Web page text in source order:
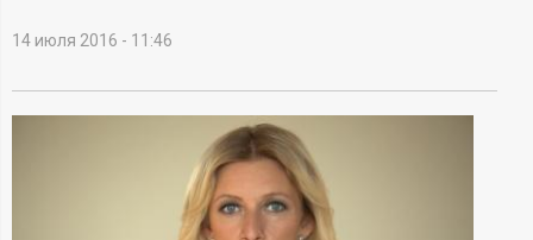
н
ф
14 июля 2016 - 11:46